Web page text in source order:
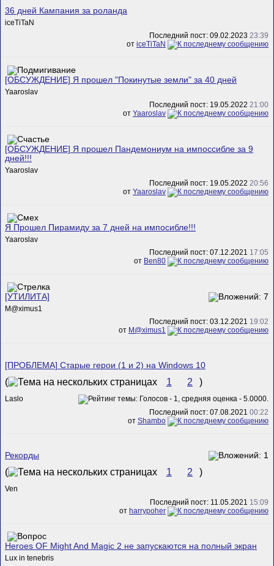
36 дней Кампания за роланда
iceTiTaN
Последний пост: 09.02.2023 23:39
от iceTiTaN
[ОБСУЖДЕНИЕ] Я прошел "Покинутые земли" за 40 дней
Yaaroslav
Последний пост: 19.05.2022 21:00
от Yaaroslav
[ОБСУЖДЕНИЕ] Я прошел Пандемониум на импоссибле за 9
дней!!!
Yaaroslav
Последний пост: 19.05.2022 20:56
от Yaaroslav
Я Прошел Пирамиду за 7 дней на импосибле!!!
Yaaroslav
Последний пост: 07.12.2021 17:05
от Ben80
[УТИЛИТА]
M@ximus1
Последний пост: 03.12.2021 19:02
от M@ximus1
[ПРОБЛЕМА] Старые герои (1 и 2) на Windows 10
( 1 2 )
Laslo
Последний пост: 07.08.2021 00:22
от Shambo
Рекорды
( 1 2 )
Ven
Последний пост: 11.05.2021 15:09
от harrypoher
Heroes OF Might And Magic 2 не запускаются на полный экран
Lux in tenebris